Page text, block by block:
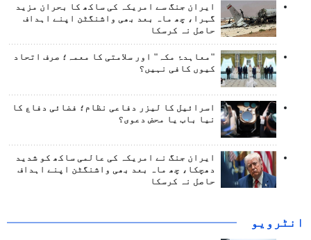
ایران جنگ سے امریکہ کی ساکھ کا بحران مزید
گہرا، چھ ماہ بعد بھی واشنگٹن اپنے اہداف
حاصل نہ کرسکا
"معاہدۂ مکہ" اور سلامتی کا معمہ؛ صرف اتحاد
کیوں کافی نہیں؟
اسرائیل کا لیزر دفاعی نظام؛ فضائی دفاع کا
نیا باب یا محض دعوی؟
ایران جنگ نے امریکہ کی عالمی ساکھ کو شدید
دھچکا، چھ ماہ بعد بھی واشنگٹن اپنے اہداف
حاصل نہ کرسکا
انٹرويو